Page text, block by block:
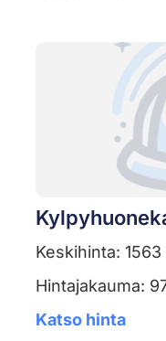
Keskihinta: 1563
Hintajakauma:
Katso hinta